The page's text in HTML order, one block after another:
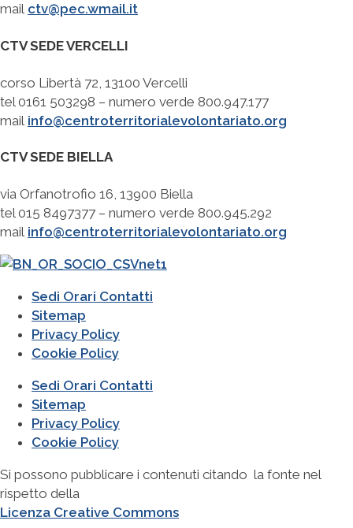
mail ctv@pec.wmail.it
CTV SEDE VERCELLI
corso Libertà 72, 13100 Vercelli
tel 0161 503298 – numero verde 800.947.177
mail info@centroterritorialevolontariato.org
CTV SEDE BIELLA
via Orfanotrofio 16, 13900 Biella
tel 015 8497377 – numero verde 800.945.292
mail info@centroterritorialevolontariato.org
Sedi Orari Contatti
Sitemap
Privacy Policy
Cookie Policy
Sedi Orari Contatti
Sitemap
Privacy Policy
Cookie Policy
Si possono pubblicare i contenuti citando la fonte nel
rispetto della
Licenza Creative Commons